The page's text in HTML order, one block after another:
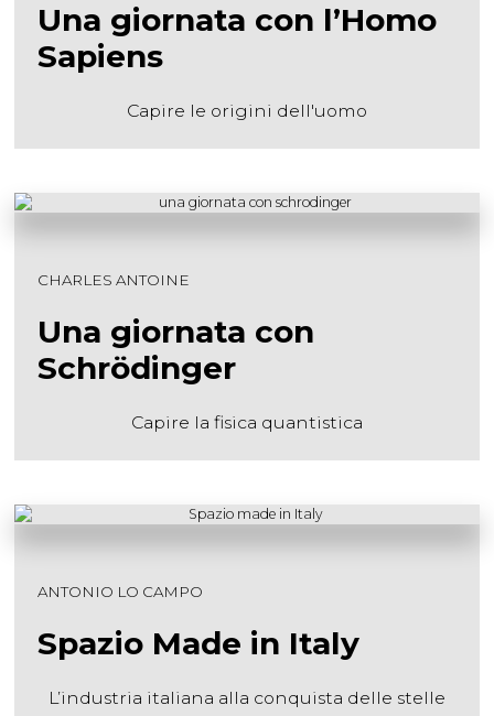
Una giornata con l’Homo
Sapiens
Capire le origini dell'uomo
CHARLES ANTOINE
Una giornata con
Schrödinger
Capire la fisica quantistica
ANTONIO LO CAMPO
Spazio Made in Italy
L’industria italiana alla conquista delle stelle